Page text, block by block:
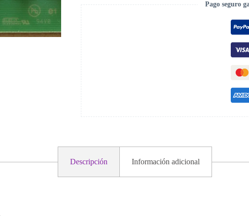
t
i
v
e
:
Pago seguro
Descripción Información adicional